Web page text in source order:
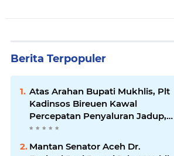
Berita Terpopuler
Atas Arahan Bupati Mukhlis, Plt
Kadinsos Bireuen Kawal
Percepatan Penyaluran Jadup,
Intens Berkoordinasi dengan
Mantan Senator Aceh Dr.